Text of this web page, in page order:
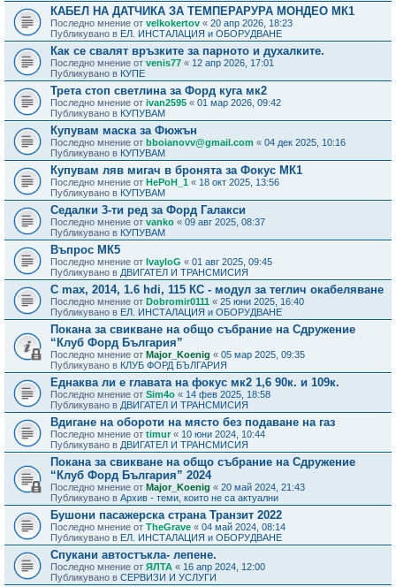
КАБЕЛ НА ДАТЧИКА ЗА ТЕМПЕРАРУРА МОНДЕО МК1
Последно мнение от velkokertov « 20 апр 2026, 18:23
Публикувано в ЕЛ. ИНСТАЛАЦИЯ и ОБОРУДВАНЕ
Как се свалят връзките за парното и духалките.
Последно мнение от venis77 « 12 апр 2026, 17:01
Публикувано в КУПЕ
Трета стоп светлина за Форд куга мк2
Последно мнение от ivan2595 « 01 мар 2026, 09:42
Публикувано в КУПУВАМ
Купувам маска за Фюжън
Последно мнение от bboianovv@gmail.com « 04 дек 2025, 10:16
Публикувано в КУПУВАМ
Купувам ляв мигач в бронята за Фокус МК1
Последно мнение от HePoH_1 « 18 окт 2025, 13:56
Публикувано в КУПУВАМ
Седалки 3-ти ред за Форд Галакси
Последно мнение от vanko « 09 авг 2025, 08:37
Публикувано в КУПУВАМ
Въпрос МК5
Последно мнение от IvayloG « 01 авг 2025, 09:45
Публикувано в ДВИГАТЕЛ И ТРАНСМИСИЯ
C max, 2014, 1.6 hdi, 115 КС - модул за теглич окабеляване
Последно мнение от Dobromir0111 « 25 юни 2025, 16:40
Публикувано в ЕЛ. ИНСТАЛАЦИЯ и ОБОРУДВАНЕ
Покана за свикване на общо събрание на Сдружение
“Клуб Форд България”
Последно мнение от Major_Koenig « 05 мар 2025, 09:35
Публикувано в КЛУБ ФОРД БЪЛГАРИЯ
Еднаква ли е главата на фокус мк2 1,6 90к. и 109к.
Последно мнение от Sim4o « 14 фев 2025, 18:58
Публикувано в ДВИГАТЕЛ И ТРАНСМИСИЯ
Вдигане на обороти на място без подаване на газ
Последно мнение от timur« 10 юни 2024, 10:44
Публикувано в ДВИГАТЕЛ И ТРАНСМИСИЯ
Покана за свикване на общо събрание на Сдружение
“Клуб Форд България” 2024
Последно мнение от Major_Koenig « 20 май 2024, 21:43
Публикувано в Архив - теми, които не са актуални
Бушони пасажерска страна Транзит 2022
Последно мнение от TheGrave « 04 май 2024, 08:14
Публикувано в ЕЛ. ИНСТАЛАЦИЯ и ОБОРУДВАНЕ
Спукани автостъкла- лепене.
Последно мнение от ЯЛТА « 16 апр 2024, 12:00
Публикувано в СЕРВИЗИ И УСЛУГИ